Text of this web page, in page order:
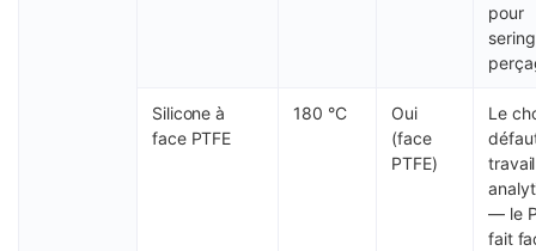
pour
Silicone à
face PTFE
180 °C
Oui
(face
PTFE)
Le
travail
— le
fait